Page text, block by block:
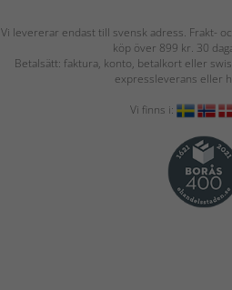
Vi levererar endast till svensk adress. Frakt-
köp över 899 kr. 30
Betalsätt: faktura, konto, betalkort eller
expressleverans eller
Vi finns i: